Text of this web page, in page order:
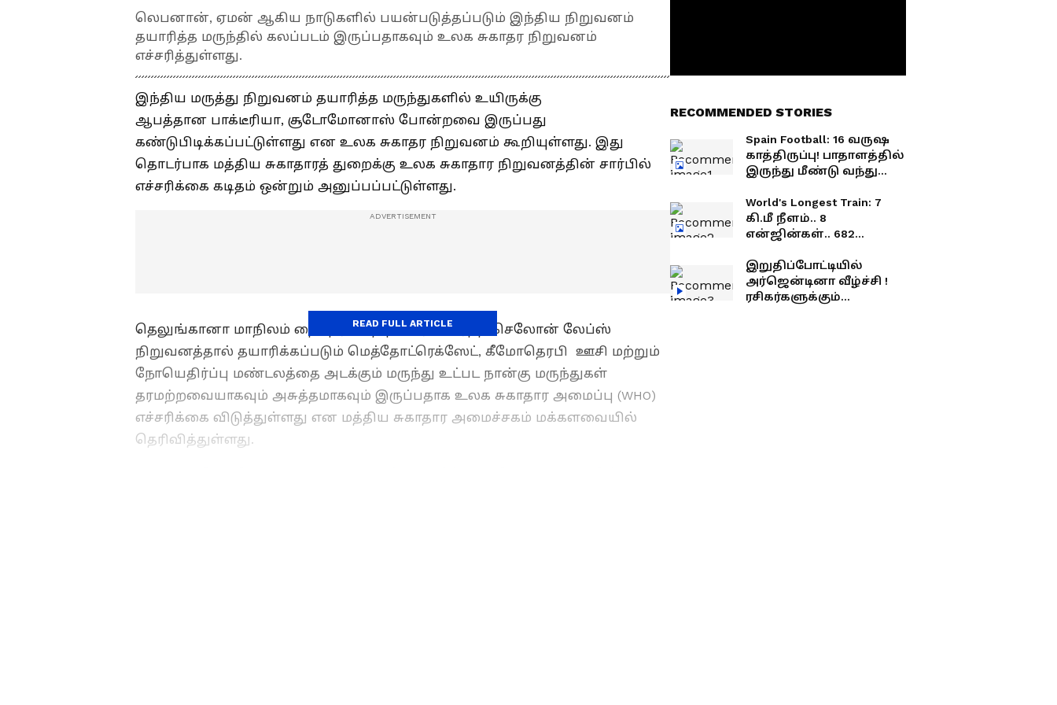
லெபனான், ஏமன் ஆகிய நாடுகளில் பயன்படுத்தப்படும் இந்திய நிறுவனம்
தயாரித்த மருந்தில் கலப்படம் இருப்பதாகவும் உலக சுகாதர நிறுவனம்
எச்சரித்துள்ளது.
இந்திய மருத்து நிறுவனம் தயாரித்த மருந்துகளில் உயிருக்கு
ஆபத்தான பாக்டீரியா, சூடோமோனாஸ் போன்றவை இருப்பது
கண்டுபிடிக்கப்பட்டுள்ளது என உலக சுகாதர நிறுவனம் கூறியுள்ளது. இது
தொடர்பாக மத்திய சுகாதாரத் துறைக்கு உலக சுகாதார நிறுவனத்தின் சார்பில்
எச்சரிக்கை கடிதம் ஒன்றும் அனுப்பப்பட்டுள்ளது.
தெலுங்கானா மாநிலம் ஹைதராபாத் நகரைச் சேர்ந்த செலோன் லேப்ஸ்
நிறுவனத்தால் தயாரிக்கப்படும் மெத்தோட்ரெக்ஸேட், கீமோதெரபி ஊசி மற்றும்
நோயெதிர்ப்பு மண்டலத்தை அடக்கும் மருந்து உட்பட நான்கு மருந்துகள்
தரமற்றவையாகவும் அசுத்தமாகவும் இருப்பதாக உலக சுகாதார அமைப்பு (WHO)
எச்சரிக்கை விடுத்துள்ளது என மத்திய சுகாதார அமைச்சகம் மக்களவையில்
தெரிவித்துள்ளது.
READ FULL ARTICLE
RECOMMENDED STORIES
Spain Football: 16 வருஷ
காத்திருப்பு! பாதாளத்தில்
இருந்து மீண்டு வந்து
உலகக்கோப்பை
வென்றது எப்படி?
World's Longest Train: 7
கி.மீ நீளம்.. 8
என்ஜின்கள்.. 682
நீளமான ரயில்! எங்க
ஓடுது?
இறுதிப்போட்டியில்
அர்ஜென்டினா வீழ்ச்சி !
ரசிகர்களுக்கும்